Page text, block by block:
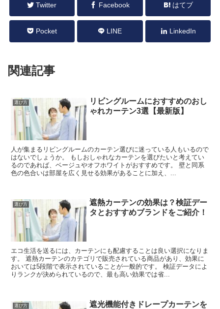
Twitter Facebook はてブ
Pocket LINE LinkedIn
関連記事
選び方
リビングルームにおすすめのおし
ゃれカーテン3選【最新版】
人が集まるリビングルームのカーテン選びに迷っている人もいるので
はないでしょうか。 もしおしゃれなカーテンを選びたいと考えてい
るのであれば、ベージュやオフホワイトがおすすめです。 壁と同系
色の色合いは部屋を広く見せる効果があることに加え、...
選び方
遮熱カーテンの効果は？検証デー
タとおすすめブランドをご紹介！
エコ生活を送るには、カーテンにも配慮することは良い選択になりま
す。 遮熱カーテンのカテゴリで販売されている商品があり、効果に
おいては5段階で表示されていることが一般的です。 検証データによ
りランクが決められているので、最も高い効果では省...
選び方
遮光機能付きドレープカーテンを